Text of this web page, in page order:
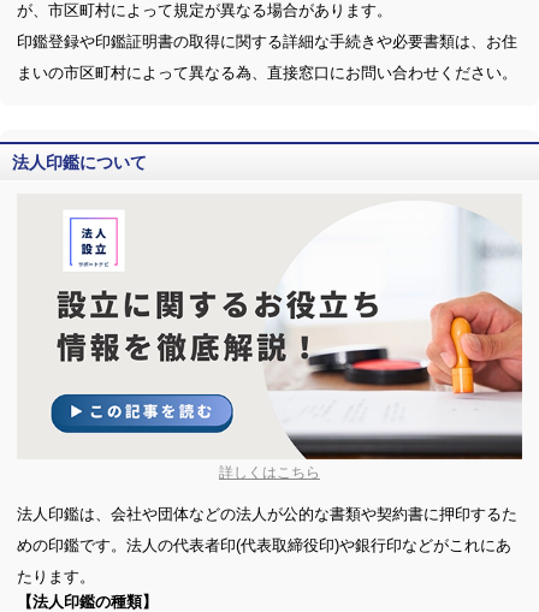
が、市区町村によって規定が異なる場合があります。
印鑑登録や印鑑証明書の取得に関する詳細な手続きや必要書類は、お住
まいの市区町村によって異なる為、直接窓口にお問い合わせください。
法人印鑑について
詳しくはこちら
法人印鑑は、会社や団体などの法人が公的な書類や契約書に押印するた
めの印鑑です。法人の代表者印(代表取締役印)や銀行印などがこれにあ
たります。
【法人印鑑の種類】